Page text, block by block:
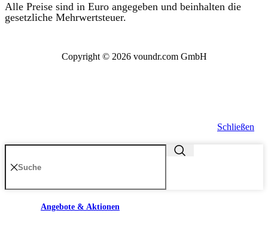
Alle Preise sind in Euro angegeben und beinhalten die
gesetzliche Mehrwertsteuer.
Copyright © 2026 voundr.com GmbH
Schließen
Angebote & Aktionen